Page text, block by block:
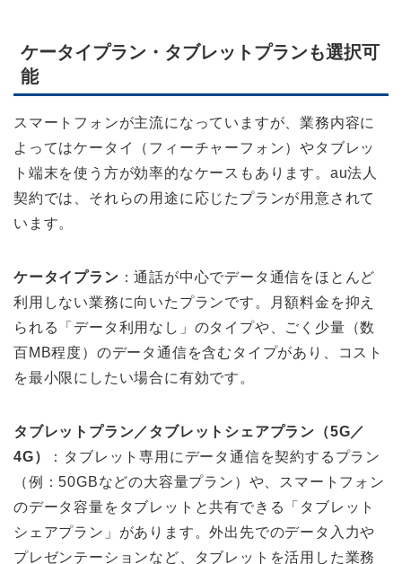
ケータイプラン・タブレットプランも選択可
能
スマートフォンが主流になっていますが、業務内容に
よってはケータイ（フィーチャーフォン）やタブレッ
ト端末を使う方が効率的なケースもあります。au法人
契約では、それらの用途に応じたプランが用意されて
います。
ケータイプラン ：通話が中心でデータ通信をほとんど
利用しない業務に向いたプランです。月額料金を抑え
られる「データ利用なし」のタイプや、ごく少量（数
百MB程度）のデータ通信を含むタイプがあり、コスト
を最小限にしたい場合に有効です。
タブレットプラン／タブレットシェアプラン（5G／
4G）
：タブレット専用にデータ通信を契約するプラン
（例：50GBなどの大容量プラン）や、スマートフォン
のデータ容量をタブレットと共有できる「タブレット
シェアプラン」があります。外出先でのデータ入力や
プレゼンテーションなど、タブレットを活用した業務